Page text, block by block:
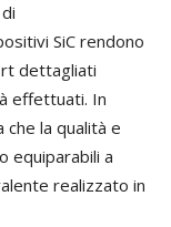
SiC rendono
dettagliati
effettuati. In
la qualità e
equiparabili a
realizzato in